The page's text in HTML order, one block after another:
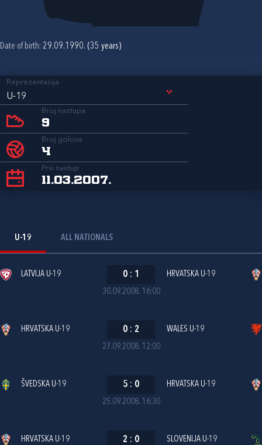
Date of birth: 29.09.1990. (35 years)
Reprezentacija
U-19
Broj nastupa
9
Broj golova
4
Prvi nastup
11.03.2007.
U-19 ALL NATIONALS
30.09.2008. 16:00
LATVIJA U-19 0 : 1 HRVATSKA U-19
27.09.2008. 12:00
HRVATSKA U-19 0 : 2 WALES U-19
25.09.2008. 16:30
ŠVEDSKA U-19 5 : 0 HRVATSKA U-19
HRVATSKA U-19 2 : 0 SLOVENIJA U-19